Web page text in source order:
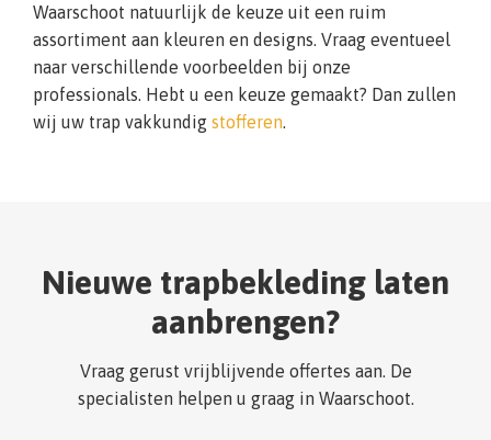
Waarschoot natuurlijk de keuze uit een ruim
assortiment aan kleuren en designs. Vraag eventueel
naar verschillende voorbeelden bij onze
professionals. Hebt u een keuze gemaakt? Dan zullen
wij uw trap vakkundig stofferen.
Nieuwe trapbekleding laten
aanbrengen?
Vraag gerust vrijblijvende offertes aan. De
specialisten helpen u graag in Waarschoot.